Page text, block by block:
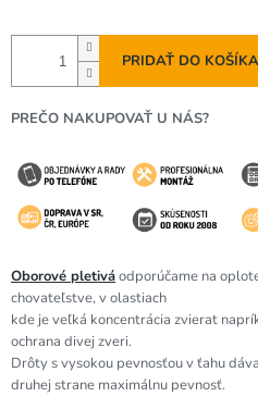
PRIDAŤ DO KOŠÍKA
PREČO NAKUPOVAŤ U NÁS?
Oborové pletiváodporúčame na
chovateľstve, v olastiach
kde je veľká koncentrácia zvierat
ochrana divej zveri.
Drôty s vysokou pevnosťou v ťahu
druhej strane maximálnu pevnosť.